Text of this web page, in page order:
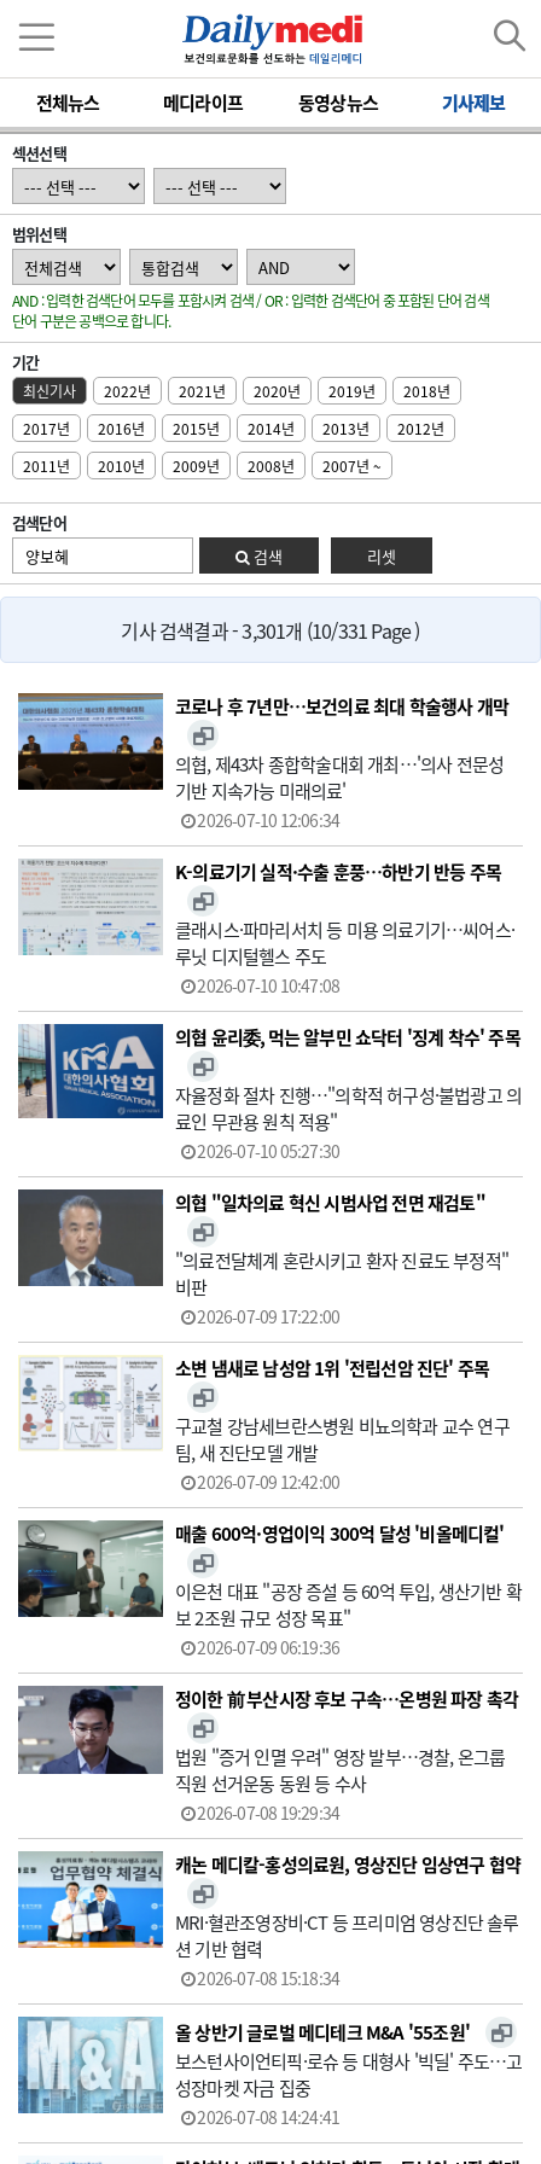
전체뉴스 메디라이프 동영상뉴스 기사제보
섹션선택
범위선택
AND : 입력한 검색단어 모두를 포함시켜 검색 / OR : 입력한 검색단어 중 포함된 단어 검색
단어 구분은 공백으로 합니다.
기간
최신기사 2022년 2021년 2020년 2019년
2018년
2017년
2016년 2015년 2014년 2013년
2012년
2011년
2010년 2009년 2008년 2007년 ~
검색단어
검색
리셋
기사 검색결과 - 3,301개 (10/331 Page )
코로나 후 7년만…보건의료 최대 학술행사 개막
의협, 제43차 종합학술대회 개최…'의사 전문성
기반 지속가능 미래의료'
2026-07-10 12:06:34
K-의료기기 실적·수출 훈풍…하반기 반등 주목
클래시스·파마리서치 등 미용 의료기기…씨어스·
루닛 디지털헬스 주도
2026-07-10 10:47:08
의협 윤리委, 먹는 알부민 쇼닥터 '징계 착수' 주목
자율정화 절차 진행…"의학적 허구성·불법광고 의
료인 무관용 원칙 적용"
2026-07-10 05:27:30
의협 "일차의료 혁신 시범사업 전면 재검토"
"의료전달체계 혼란시키고 환자 진료도 부정적"
비판
2026-07-09 17:22:00
소변 냄새로 남성암 1위 '전립선암 진단' 주목
구교철 강남세브란스병원 비뇨의학과 교수 연구
팀, 새 진단모델 개발
2026-07-09 12:42:00
매출 600억·영업이익 300억 달성 '비올메디컬'
이은천 대표 "공장 증설 등 60억 투입, 생산기반 확
보 2조원 규모 성장 목표"
2026-07-09 06:19:36
정이한 前 부산시장 후보 구속…온병원 파장 촉각
법원 "증거 인멸 우려" 영장 발부…경찰, 온그룹
직원 선거운동 동원 등 수사
2026-07-08 19:29:34
캐논 메디칼-홍성의료원, 영상진단 임상연구 협약
MRI·혈관조영장비·CT 등 프리미엄 영상진단 솔루
션 기반 협력
2026-07-08 15:18:34
올 상반기 글로벌 메디테크 M&A '55조원'
보스턴사이언티픽·로슈 등 대형사 '빅딜' 주도…고
성장마켓 자금 집중
2026-07-08 14:24:41